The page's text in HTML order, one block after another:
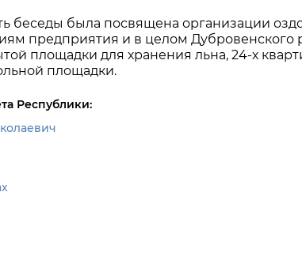
беседы была посвящена организации
предприятия и в целом Дубровенского
площадки для хранения льна, 24-х
площадки.
Республики: